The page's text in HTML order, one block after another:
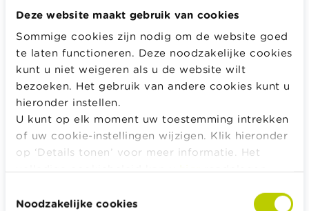
Deze website maakt gebruik van cookies
Sommige cookies zijn nodig om de website goed
te laten functioneren. Deze noodzakelijke cookies
kunt u niet weigeren als u de website wilt
bezoeken. Het gebruik van andere cookies kunt u
hieronder instellen.
U kunt op elk moment uw toestemming intrekken
of uw cookie-instellingen wijzigen. Klik hieronder
op ‘Details tonen’ voor meer informatie. Het
Noodzakelijke cookies
Inloggen
Alle rekentools, checklists en meer
Budget, betalen, lenen en verzekeren
Familie
Sparen en beleggen
Erven